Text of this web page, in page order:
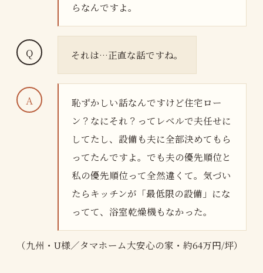
らなんですよ。
それは…正直な話ですね。
恥ずかしい話なんですけど住宅ロー
ン？なにそれ？ってレベルで夫任せに
してたし、設備も夫に全部決めてもら
ってたんですよ。でも夫の優先順位と
私の優先順位って全然違くて。気づい
たらキッチンが「最低限の設備」にな
ってて、浴室乾燥機もなかった。
（九州・U様／タマホーム大安心の家・約64万円/坪）